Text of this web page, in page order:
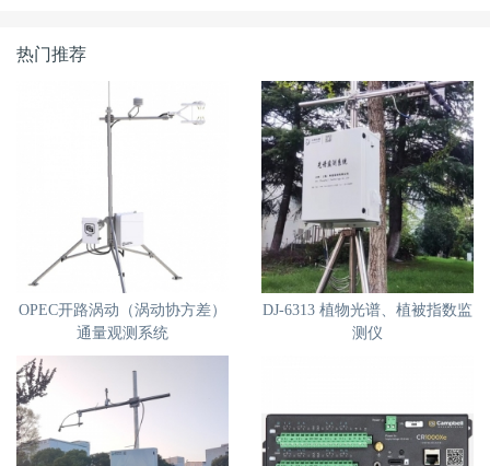
热门推荐
OPEC开路涡动（涡动协方差）
通量观测系统
DJ-6313 植物光谱、植被指数监
测仪